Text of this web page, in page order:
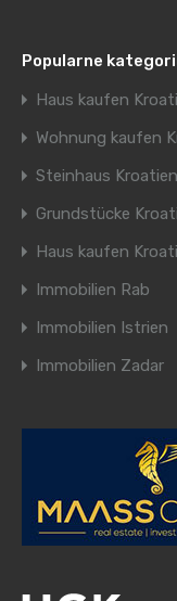
Popularne
Haus kaufen
Wohnung kaufen
Steinhaus Kroatien
Grundstücke
Haus kaufen
Immobilien Rab
Immobilien Istrien
Immobilien Zadar